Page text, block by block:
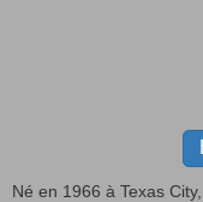
Né en 1966 à Texas